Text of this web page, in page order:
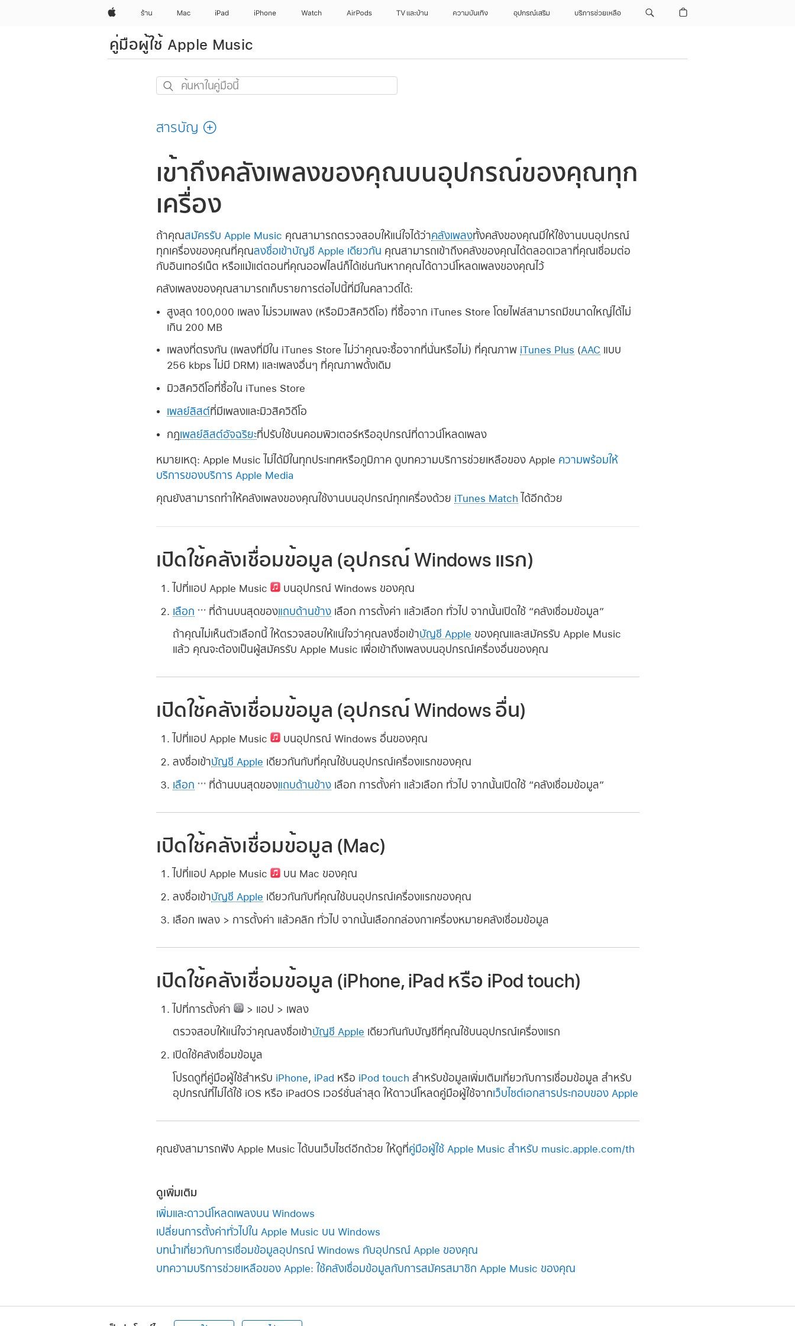
Appleร้าน Mac iPad iPhone Watch AirPods TV และบ้าน ความบันเทิง อุปกรณ์เสริม บริการช่วยเหลือ
คู่มือผู้ใช้ Apple Music
ค้นหา
นี้
สารบัญ
เข้าถึงคลังเพลงของคุณบนอุปกรณ์ของคุณทุก
เครื่อง
ถ้าคุณสมัครรับ Apple Music คุณสามารถตรวจสอบให้แน่ใจได้ว่าคลังเพลงทั้งคลังของคุณมีให้ใช้งานบนอุปกรณ์
ทุกเครื่องของคุณที่คุณลงชื่อเข้าบัญชี Apple เดียวกัน คุณสามารถเข้าถึงคลังของคุณได้ตลอดเวลาที่คุณเชื่อมต่อ
กับอินเทอร์เน็ต หรือแม้แต่ตอนที่คุณออฟไลน์ก็ได้เช่นกันหากคุณได้ดาวน์โหลดเพลงของคุณไว้
คลังเพลงของคุณสามารถเก็บรายการต่อไปนี้ที่มีในคลาวด์ได้:
สูงสุด 100,000 เพลง ไม่รวมเพลง (หรือมิวสิควิดีโอ) ที่ซื้อจาก iTunes Store โดยไฟล์สามารถมีขนาดใหญ่ได้ไม่
เกิน 200 MB
เพลงที่ตรงกัน (เพลงที่มีใน iTunes Store ไม่ว่าคุณจะซื้อจากที่นั่นหรือไม่) ที่คุณภาพ iTunes Plus (AAC แบบ
256 kbps ไม่มี DRM) และเพลงอื่นๆ ที่คุณภาพดั้งเดิม
มิวสิควิดีโอที่ซื้อใน iTunes Store
เพลย์ลิสต์ที่มีเพลงและมิวสิควิดีโอ
กฎเพลย์ลิสต์อัจฉริยะที่ปรับใช้บนคอมพิวเตอร์หรืออุปกรณ์ที่ดาวน์โหลดเพลง
หมายเหตุ: Apple Music ไม่ได้มีในทุกประเทศหรือภูมิภาค ดูบทความบริการช่วยเหลือของ Apple ความพร้อมให้
บริการของบริการ Apple Media
คุณยังสามารถทำให้คลังเพลงของคุณใช้งานบนอุปกรณ์ทุกเครื่องด้วย iTunes Match ได้อีกด้วย
เปิดใช้คลังเชื่อมข้อมูล (อุปกรณ์ Windows แรก)
ไปที่แอป Apple Music บนอุปกรณ์ Windows ของคุณ
เลือก ที่ด้านบนสุดของแถบด้านข้าง เลือก การตั้งค่า แล้วเลือก ทั่วไป จากนั้นเปิดใช้ “คลังเชื่อมข้อมูล”
ถ้าคุณไม่เห็นตัวเลือกนี้ ให้ตรวจสอบให้แน่ใจว่าคุณลงชื่อเข้าบัญชี Apple ของคุณและสมัครรับ Apple Music
แล้ว คุณจะต้องเป็นผู้สมัครรับ Apple Music เพื่อเข้าถึงเพลงบนอุปกรณ์เครื่องอื่นของคุณ
เปิดใช้คลังเชื่อมข้อมูล (อุปกรณ์ Windows อื่น)
ไปที่แอป Apple Music บนอุปกรณ์ Windows อื่นของคุณ
ลงชื่อเข้าบัญชี Apple เดียวกันกับที่คุณใช้บนอุปกรณ์เครื่องแรกของคุณ
เลือก ที่ด้านบนสุดของแถบด้านข้าง เลือก การตั้งค่า แล้วเลือก ทั่วไป จากนั้นเปิดใช้ “คลังเชื่อมข้อมูล”
เปิดใช้คลังเชื่อมข้อมูล (Mac)
ไปที่แอป Apple Music บน Mac ของคุณ
ลงชื่อเข้าบัญชี Apple เดียวกันกับที่คุณใช้บนอุปกรณ์เครื่องแรกของคุณ
เลือก เพลง > การตั้งค่า แล้วคลิก ทั่วไป จากนั้นเลือกกล่องกาเครื่องหมายคลังเชื่อมข้อมูล
เปิดใช้คลังเชื่อมข้อมูล (iPhone, iPad หรือ iPod touch)
ไปที่การตั้งค่า > แอป > เพลง
ตรวจสอบให้แน่ใจว่าคุณลงชื่อเข้าบัญชี Apple เดียวกันกับบัญชีที่คุณใช้บนอุปกรณ์เครื่องแรก
เปิดใช้คลังเชื่อมข้อมูล
โปรดดูที่คู่มือผู้ใช้สำหรับ iPhone iPad หรือ iPod touch สำหรับข้อมูลเพิ่มเติมเกี่ยวกับการเชื่อมข้อมูล สำหรับ
อุปกรณ์ที่ไม่ได้ใช้ iOS หรือ iPadOS เวอร์ชั่นล่าสุด ให้ดาวน์โหลดคู่มือผู้ใช้จากเว็บไซต์เอกสารประกอบของ Apple
คุณยังสามารถฟัง Apple Music ได้บนเว็บไซต์อีกด้วย ให้ดูที่คู่มือผู้ใช้ Apple Music สำหรับ music.apple.com/th
ดูเพิ่มเติม
เพิ่มและดาวน์โหลดเพลงบน Windows
เปลี่ยนการตั้งค่าทั่วไปใน Apple Music บน Windows
บทนำเกี่ยวกับการเชื่อมข้อมูลอุปกรณ์ Windows กับอุปกรณ์ Apple ของคุณ
บทความบริการช่วยเหลือของ Apple: ใช้คลังเชื่อมข้อมูลกับการสมัครสมาชิก Apple Music ของคุณ